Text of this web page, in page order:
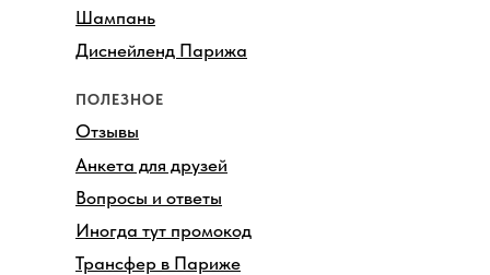
ПОЛЕЗНОЕ
Шампань
Диснейленд Парижа
Отзывы
Анкета для друзей
Вопросы и ответы
Иногда тут промокод
Трансфер в Париже